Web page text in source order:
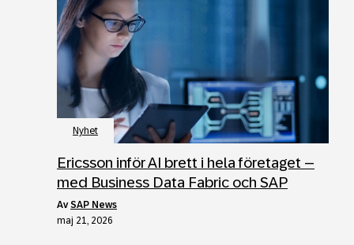
Nyhet
Ericsson inför AI brett i hela företaget –
med Business Data Fabric och SAP
avSAP News
maj 21, 2026